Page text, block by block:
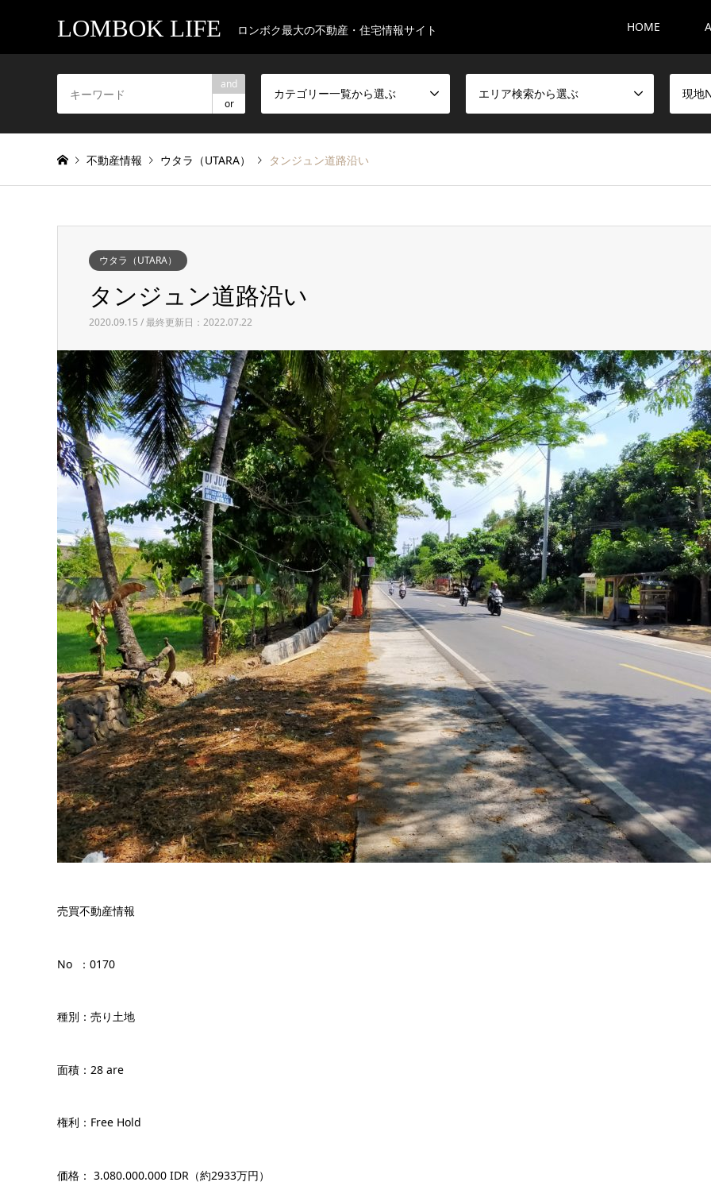
LOMBOK LIFE ロンボク最大の不動産・住宅情報サイト HOME
and
or
カテゴリー一覧から選ぶ エリア検索から選ぶ 現地
不動産情報 ウタラ（UTARA） タンジュン道路沿い
ウタラ（UTARA）
タンジュン道路沿い
2020.09.15 / 最終更新日：2022.07.22
売買不動産情報
No ：0170
種別：売り土地
面積：28 are
権利：Free Hold
価格： 3.080.000.000 IDR（約2933万円）